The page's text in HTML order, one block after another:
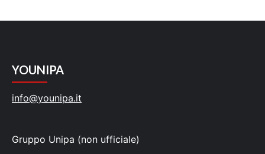
YOUNIPA
info@younipa.it
Gruppo Unipa (non ufficiale)